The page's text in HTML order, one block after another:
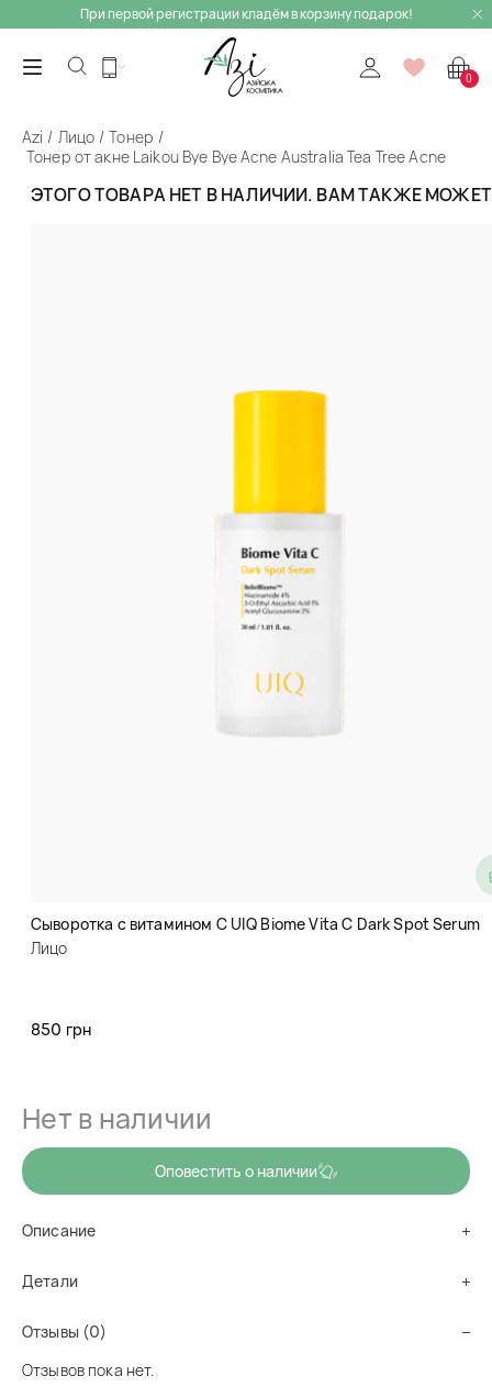
При первой регистрации кладём в корзину подарок!
0
ЭТОГО ТОВАРА НЕТ В НАЛИЧИИ. ВАМ ТАКЖЕ
Сыворотка с витамином C UIQ Biome Vita C Dark Spot Serum
Лицо
850 грн
Azi Лицо
Тонер
Тонер от акне Laikou Bye Bye Acne Australia Tea Tree Acne
Лицо
уменьшает раздражение, сужает поры на вашем лице и
Нет в наличии
Оповестить о наличии
Описание
Детали
Отзывы (0)
Отзывов пока нет.